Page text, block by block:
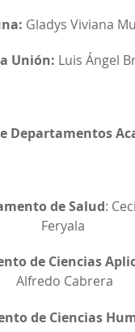
Gladys Viviana
Unión: Luis Ángel
Departamentos
de Salud:
Feryala
de Ciencias
Alfredo Cabrera
de Ciencias